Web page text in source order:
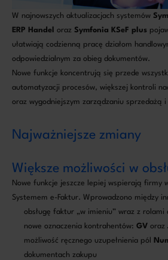
W najnowszych aktualizacjach systemów
ERP Handel
oraz Symfonia KSeF plus
ułatwiają codzienną pracę działom
odpowiedzialnym za obieg dokumentów.
Nowe funkcje koncentrują się przede
automatyzacji procesów, większej kontroli
oraz wygodniejszym zarządzaniu sprzedażą
Najważniejsze zmiany
Większe możliwości w
Nowe funkcje jeszcze lepiej wspierają firmy
Systemem e-Faktur. Wprowadzono między
obsługę faktur „w imieniu” wraz z
nowe oznaczenia kontrahentów: GV oraz
możliwość ręcznego uzupełnienia pól
dokumentach zakupu